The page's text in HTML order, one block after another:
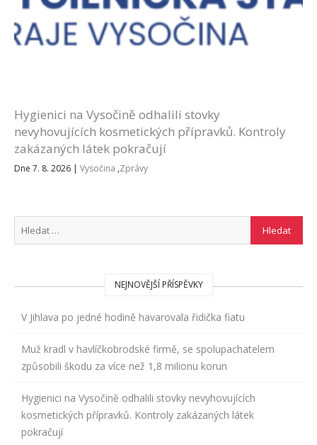
Hygienici na Vysočině odhalili stovky
nevyhovujících kosmetických přípravků. Kontroly
zakázaných látek pokračují
Dne 7. 8. 2026 | Vysočina ,Zprávy
NEJNOVĚJŠÍ PŘÍSPĚVKY
V Jihlava po jedné hodině havarovala řidička fiatu
Muž kradl v havlíčkobrodské firmě, se spolupachatelem
způsobili škodu za více než 1,8 milionu korun
Hygienici na Vysočině odhalili stovky nevyhovujících
kosmetických přípravků. Kontroly zakázaných látek
pokračují